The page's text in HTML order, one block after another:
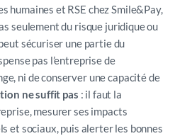
humaines et RSE chez Smile&Pay,
seulement du risque juridique ou
sécuriser une partie du
pas l’entreprise de
ni de conserver une capacité de
ne suffit pas : il faut la
mesurer ses impacts
et sociaux, puis alerter les bonnes